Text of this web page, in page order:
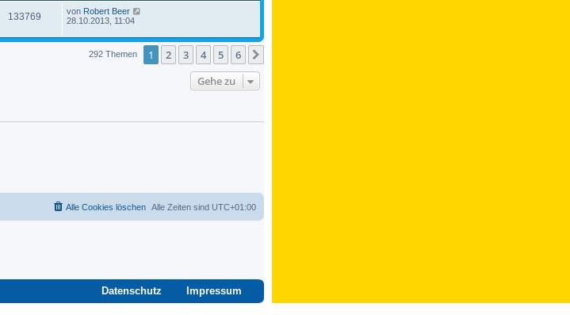
133769 von Robert Beer
28.10.2013, 11:04
292 Themen 1 2 3 4 5 6
Gehe zu
Alle Zeiten sind UTC+01:00
Alle Cookies löschen
Datenschutz Impressum